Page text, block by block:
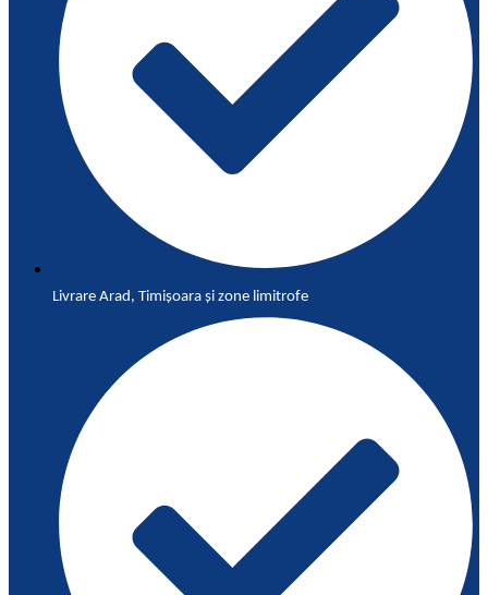
Livrare Arad, Timișoara și zone limitrofe